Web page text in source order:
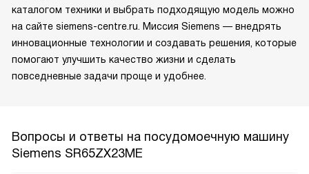
каталогом техники и выбрать подходящую модель можно
на сайте siemens-centre.ru. Миссия Siemens — внедрять
инновационные технологии и создавать решения, которые
помогают улучшить качество жизни и сделать
повседневные задачи проще и удобнее.
Вопросы и ответы на посудомоечную машину
Siemens SR65ZX23ME